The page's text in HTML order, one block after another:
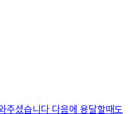
주셨습니다 다음에 용달할때도